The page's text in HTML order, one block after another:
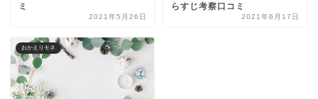
ミ
2021年5月26日
らすじ考察口コミ
2021年6月17日
おかえりモネ